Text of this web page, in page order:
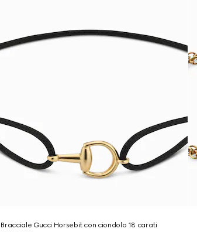
Bracciale Gucci Horsebit con ciondolo 18 carati